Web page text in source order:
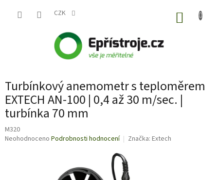
CZK
Turbínkový anemometr s teploměrem
EXTECH AN-100 | 0,4 až 30 m/sec. |
turbínka 70 mm
M320
Průměrné
Neohodnoceno Podrobnosti hodnocení Značka: Extech